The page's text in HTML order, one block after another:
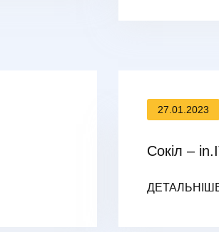
27.01.2023
Сокіл –